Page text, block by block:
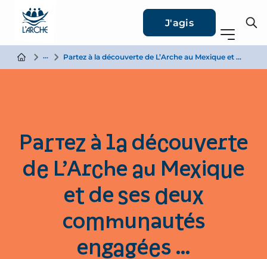
J'agis
Actualité Partez à la découverte de L’Arche au Mexique et de ses deux communautés engagées …
Partez à la découverte
de L’Arche au Mexique
et de ses deux
communautés
engagées …